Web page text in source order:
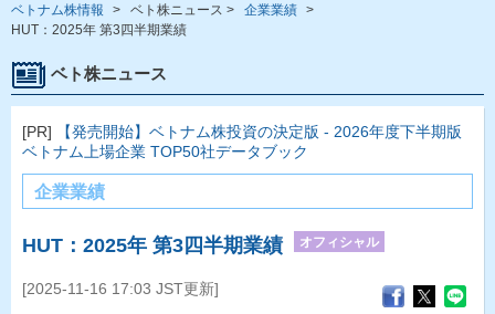
ベトナム株情報 > ベト株ニュース > 企業業績 >
HUT：2025年 第3四半期業績
ベト株ニュース
[PR]
【発売開始】ベトナム株投資の決定版 - 2026年度下半期版
ベトナム上場企業 TOP50社データブック
企業業績
HUT：2025年 第3四半期業績 オフィシャル
[2025-11-16 17:03 JST更新]